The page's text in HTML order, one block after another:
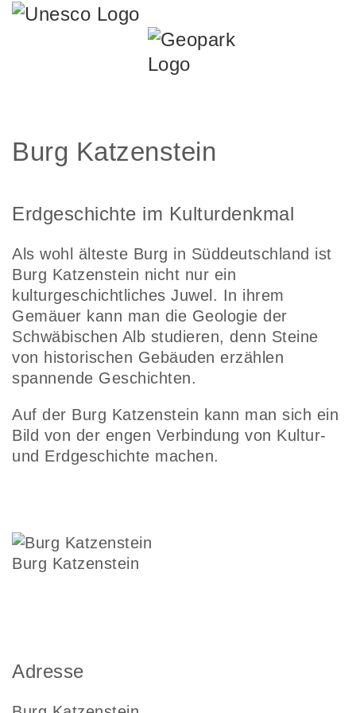
Burg Katzenstein
Erdgeschichte im Kulturdenkmal
Als wohl älteste Burg in Süddeutschland ist
Burg Katzenstein nicht nur ein
kulturgeschichtliches Juwel. In ihrem
Gemäuer kann man die Geologie der
Schwäbischen Alb studieren, denn Steine
von historischen Gebäuden erzählen
spannende Geschichten.
Auf der Burg Katzenstein kann man sich ein
Bild von der engen Verbindung von Kultur-
und Erdgeschichte machen.
Burg Katzenstein
Adresse